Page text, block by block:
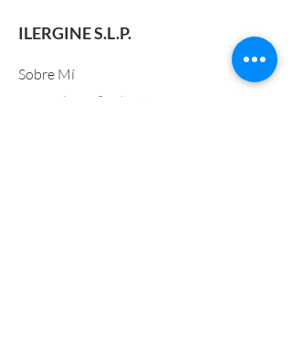
ILERGINE S.L.P.
Sobre Mí
Ginecología & Obstetricia